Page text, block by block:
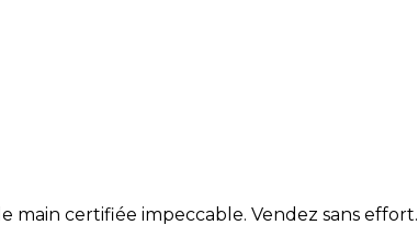
main certifiée impeccable. Vendez sans effort.